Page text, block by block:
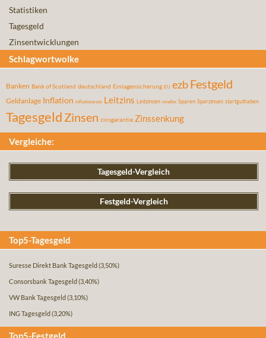
Statistiken
Tagesgeld
Zinsentwicklungen
Schlagwortwolke
Banken Bank of Scotland deutschland Einlagensicherung EU ezbFestgeld
Geldanlage Inflation inflationsrate Leitzins Leitzinsen rendite Sparen Sparzinsen startguthaben
Tagesgeld Zinsen zinsgarantie Zinssenkung
Vergleiche:
Tagesgeld-Vergleich
Festgeld-Vergleich
Top5-Tagesgeld
Suresse Direkt Bank Tagesgeld (3,50%)
Consorsbank Tagesgeld (3,40%)
VW Bank Tagesgeld (3,10%)
ING Tagesgeld (3,20%)
Top5-Festgeld